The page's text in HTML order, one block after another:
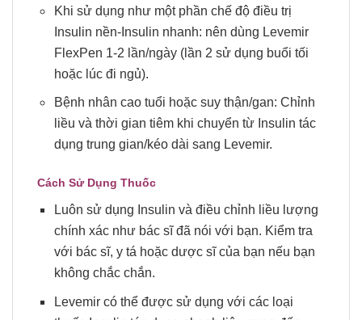
Khi sử dụng như một phần chế độ điều trị
Insulin nền-Insulin nhanh: nên dùng Levemir
FlexPen 1-2 lần/ngày (lần 2 sử dụng buổi tối
hoặc lúc đi ngủ).
Bệnh nhân cao tuổi hoặc suy thận/gan: Chỉnh
liều và thời gian tiêm khi chuyển từ Insulin tác
dụng trung gian/kéo dài sang Levemir.
Cách Sử Dụng Thuốc
Luôn sử dụng Insulin và điều chỉnh liều lượng
chính xác như bác sĩ đã nói với bạn. Kiểm tra
với bác sĩ, y tá hoặc dược sĩ của bạn nếu bạn
không chắc chắn.
Levemir có thể được sử dụng với các loại